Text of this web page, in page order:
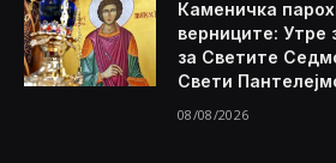
Каменичка
верниците: Утре
за Светите
Свети
08/08/2026